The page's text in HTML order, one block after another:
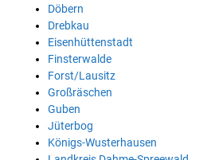
Döbern
Drebkau
Eisenhüttenstadt
Finsterwalde
Forst/Lausitz
Großräschen
Guben
Jüterbog
Königs-Wusterhausen